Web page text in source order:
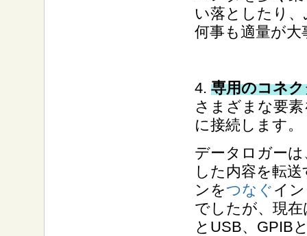
い落としたり
何事も適量が大
4. 専用のコネ
さまざまな要
に接続します。
データロガー
した内容を転
ンをつなぐ イ
でしたが、現
とUSB、GPIB